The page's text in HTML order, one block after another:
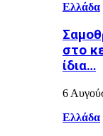
Ελλάδα
στο
ίδια…
6
Ελλάδα